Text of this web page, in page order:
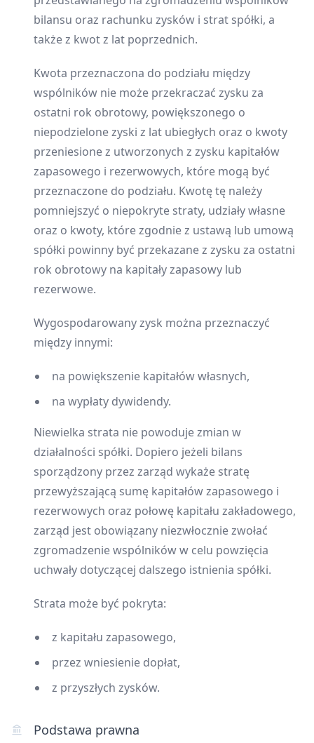
bilansu oraz rachunku zysków i strat spółki, a
także z kwot z lat poprzednich.
Kwota przeznaczona do podziału między
wspólników nie może przekraczać zysku za
ostatni rok obrotowy, powiększonego o
niepodzielone zyski z lat ubiegłych oraz o kwoty
przeniesione z utworzonych z zysku kapitałów
zapasowego i rezerwowych, które mogą być
przeznaczone do podziału. Kwotę tę należy
pomniejszyć o niepokryte straty, udziały własne
oraz o kwoty, które zgodnie z ustawą lub umową
spółki powinny być przekazane z zysku za ostatni
rok obrotowy na kapitały zapasowy lub
rezerwowe.
Wygospodarowany zysk można przeznaczyć
między innymi:
na powiększenie kapitałów własnych,
na wypłaty dywidendy.
Niewielka strata nie powoduje zmian w
działalności spółki. Dopiero jeżeli bilans
sporządzony przez zarząd wykaże stratę
przewyższającą sumę kapitałów zapasowego i
rezerwowych oraz połowę kapitału zakładowego,
zarząd jest obowiązany niezwłocznie zwołać
zgromadzenie wspólników w celu powzięcia
uchwały dotyczącej dalszego istnienia spółki.
Strata może być pokryta:
z kapitału zapasowego,
przez wniesienie dopłat,
z przyszłych zysków.
Podstawa prawna